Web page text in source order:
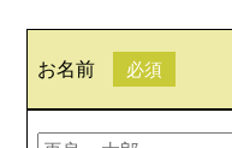
お名前 必須